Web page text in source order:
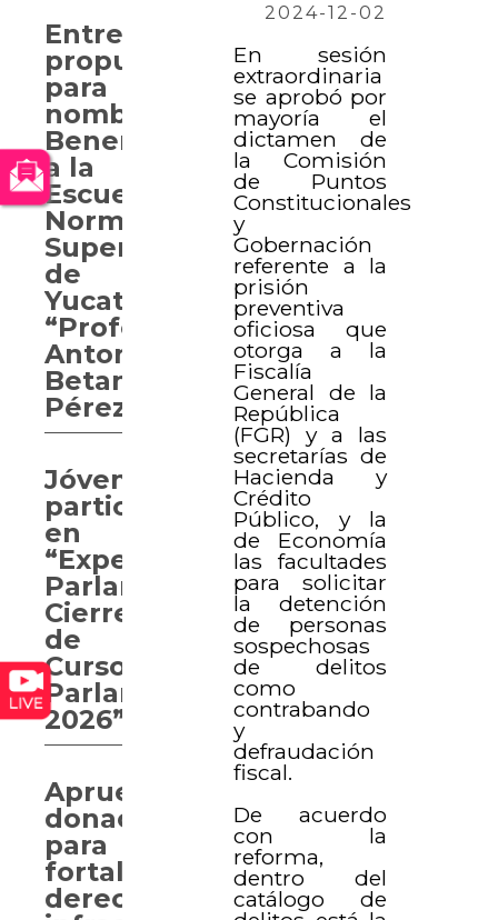
2024-12-02
En sesión
extraordinaria
se aprobó por
mayoría el
dictamen de
la Comisión
de Puntos
Constitucionales
y
Gobernación
referente a la
prisión
preventiva
oficiosa que
otorga a la
Fiscalía
General de la
República
(FGR) y a las
secretarías de
Hacienda y
Crédito
Público, y la
de Economía
las facultades
para solicitar
la detención
de personas
sospechosas
de delitos
como
contrabando
y
defraudación
fiscal.
De acuerdo
con la
reforma,
dentro del
catálogo de
Entregan
propuesta
para
nombrar
Benemérita
a la
Escuela
Normal
Superior
de
Yucatán
“Profesor
Antonio
Betancourt
Pérez”
Jóvenes
participan
en
“Experiencia
Parlamentaria.
Cierre
de
Curso
Parlamentario
2026”
Aprueban
donaciones
para
fortalecer
derechos,